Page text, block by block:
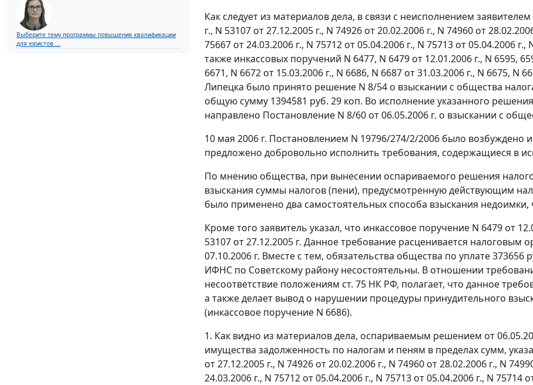
Выберите тему программы повышения квалификации
для юристов ...
Как следует из материалов дела, в связи с неисполнением
г., N 53107 от 27.12.2005 г., N 74926 от 20.02.2006 г., N 74960 от
75667 от 24.03.2006 г., N 75712 от 05.04.2006 г., N 75713 от 05.04.2006
также инкассовых поручений N 6477, N 6479 от 12.01.2006 г., N 6595,
6671, N 6672 от 15.03.2006 г., N 6686, N 6687 от 31.03.2006 г., N 6675,
Липецка было принято решение N 8/54 о взыскании с общества
общую сумму 1394581 руб. 29 коп. Во исполнение указанного
направлено Постановление N 8/60 от 06.05.2006 г. о взыскании с
10 мая 2006 г. Постановлением N 19796/274/2/2006 было возбуждено
предложено добровольно исполнить требования, содержащиеся в
По мнению общества, при вынесении оспариваемого решения
взыскания суммы налогов (пени), предусмотренную действующим
было применено два самостоятельных способа взыскания
Кроме того заявитель указал, что инкассовое поручение N 6479 от
53107 от 27.12.2005 г. Данное требование расценивается налоговым
07.10.2006 г. Вместе с тем, обязательства общества по уплате
ИФНС по Советскому району несостоятельны. В отношении
несоответствие положениям ст. 75 НК РФ, полагает, что данное
а также делает вывод о нарушении процедуры принудительного
(инкассовое поручение N 6686).
1. Как видно из материалов дела, оспариваемым решением от
имущества задолженность по налогам и пеням в пределах сумм,
от 27.12.2005 г., N 74926 от 20.02.2006 г., N 74960 от 28.02.2006 г., N
24.03.2006 г., N 75712 от 05.04.2006 г., N 75713 от 05.04.2006 г., N 75714